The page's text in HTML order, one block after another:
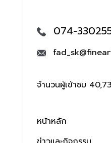
074-
จำนวนผู้เข้าชม
หน้าหลัก